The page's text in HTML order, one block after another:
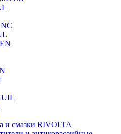
и смазки RIVOLTA